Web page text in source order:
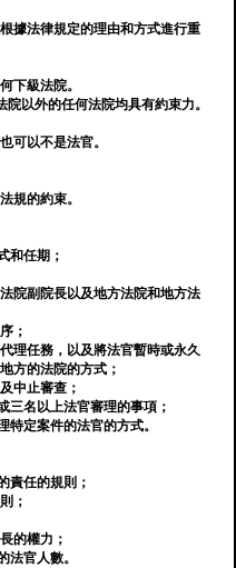
據法律規定的理由和方式進行重
下級法院。
以外的任何法院均具有約束力。
可以不是法官。
規的約束。
和任期；
院副院長以及地方法院和地方法
；
理任務，以及將法官暫時或永久
方的法院的方式；
中止審查；
三名以上法官審理的事項；
特定案件的法官的方式。
責任的規則；
；
的權力；
法官人數。